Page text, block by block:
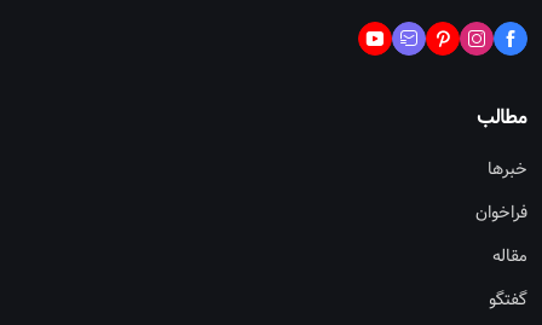
مطالب
خبرها
فراخوان
مقاله
گفتگو